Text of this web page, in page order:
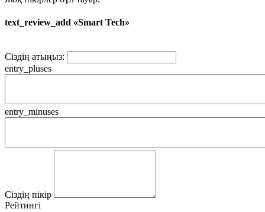
text_review_add «Smart Tech»
Сіздің атыңыз:
entry_pluses
entry_minuses
Сіздің пікір
Рейтингі